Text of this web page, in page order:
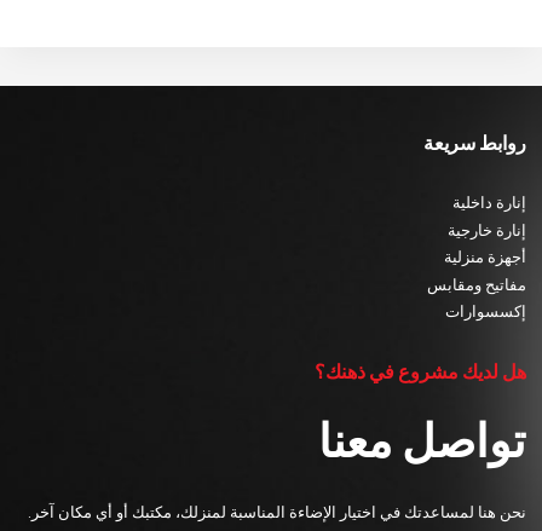
روابط سريعة
إنارة داخلية
إنارة خارجية
أجهزة منزلية
مفاتيح ومقابس
إكسسوارات
هل لديك مشروع في ذهنك؟
تواصل معنا
نحن هنا لمساعدتك في اختيار الإضاءة المناسبة لمنزلك، مكتبك أو أي مكان آخر.